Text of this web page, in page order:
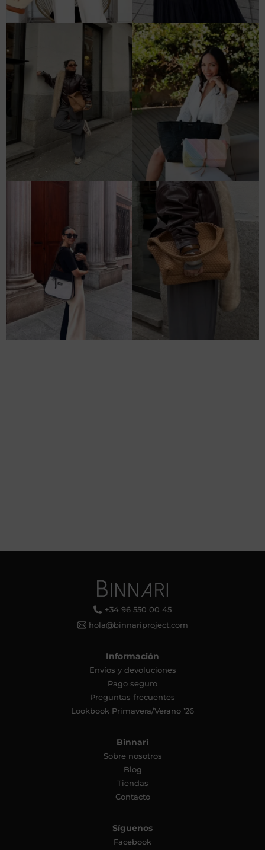
+34 96 550 00 45
hola@binnariproject.com
Información
Envíos y devoluciones
Pago seguro
Preguntas frecuentes
Lookbook Primavera/Verano ’26
Binnari
Sobre nosotros
Blog
Tiendas
Contacto
Síguenos
Facebook